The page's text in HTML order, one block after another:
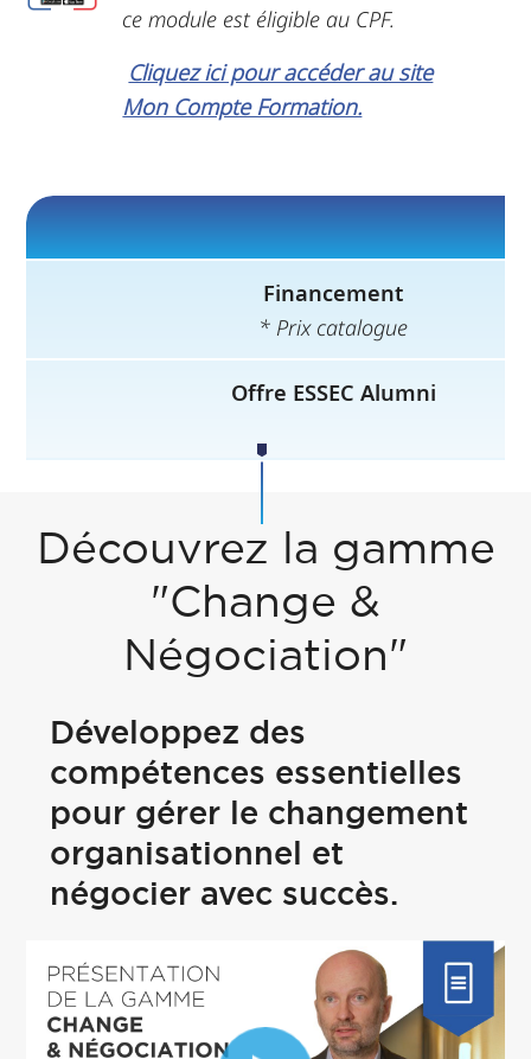
ce module est éligible au CPF.
Cliquez ici pour accéder au site
Mon Compte Formation.
Financement
* Prix catalogue
Offre ESSEC Alumni
Découvrez la gamme
"Change &
Négociation"
Développez des
compétences essentielles
pour gérer le changement
organisationnel et
négocier avec succès.